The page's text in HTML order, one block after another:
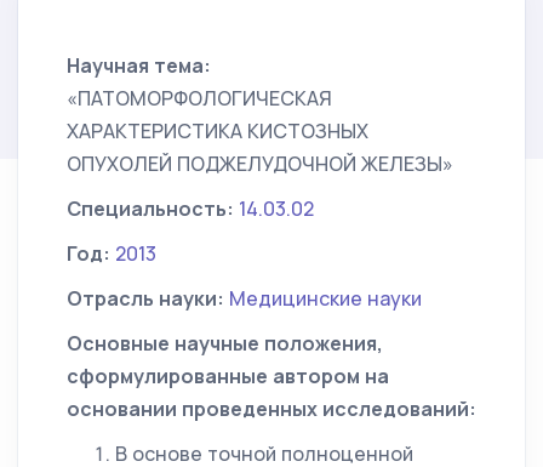
Научная тема:
«ПАТОМОРФОЛОГИЧЕСКАЯ
ХАРАКТЕРИСТИКА КИСТОЗНЫХ
ОПУХОЛЕЙ ПОДЖЕЛУДОЧНОЙ ЖЕЛЕЗЫ»
Специальность: 14.03.02
Год: 2013
Отрасль науки: Медицинские науки
Основные научные положения,
сформулированные автором на
основании проведенных исследований:
В основе точной полноценной